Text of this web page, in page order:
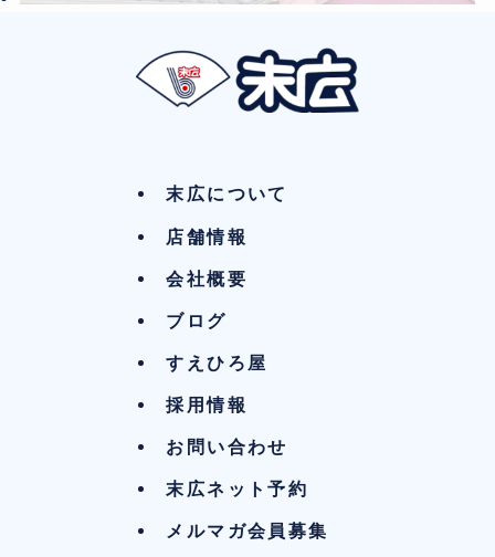
末広について
店舗情報
会社概要
ブログ
すえひろ屋
採用情報
お問い合わせ
末広ネット予約
メルマガ会員募集